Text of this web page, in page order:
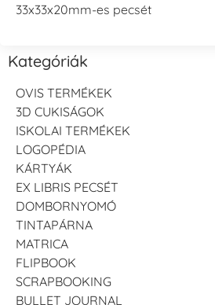
33x33x20mm-es pecsét
Kategóriák
OVIS TERMÉKEK
3D CUKISÁGOK
ISKOLAI TERMÉKEK
LOGOPÉDIA
KÁRTYÁK
EX LIBRIS PECSÉT
DOMBORNYOMÓ
TINTAPÁRNA
MATRICA
FLIPBOOK
SCRAPBOOKING
BULLET JOURNAL